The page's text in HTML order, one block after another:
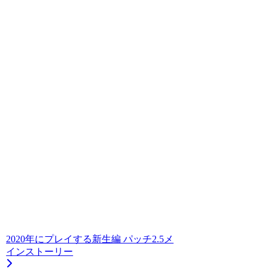
2020年にプレイする新生編 パッチ2.5メ
インストーリー